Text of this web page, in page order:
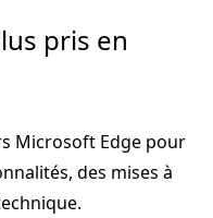
pris en
Microsoft Edge pour
des mises à